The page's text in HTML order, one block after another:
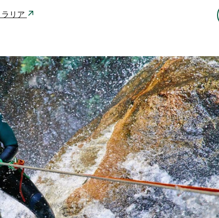
リア